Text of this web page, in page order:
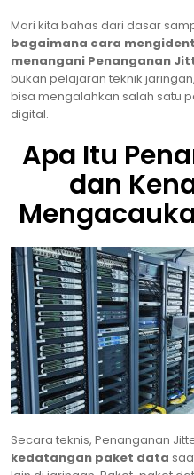
Mari kita bahas dari dasar
bagaimana cara
menangani Penanganan
bukan pelajaran teknik
bisa mengalahkan salah satu
digital.
Apa Itu
dan
Secara teknis, Penanganan
kedatangan paket data